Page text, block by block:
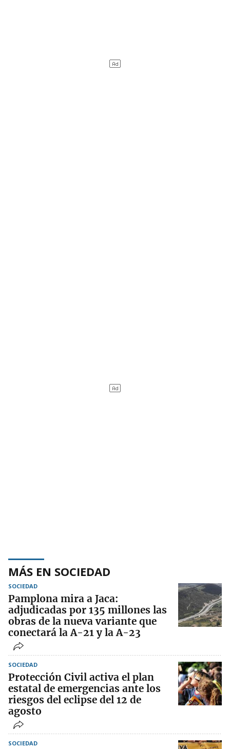
MÁS EN SOCIEDAD
SOCIEDAD
Pamplona mira a Jaca:
adjudicadas por 135 millones las
obras de la nueva variante que
conectará la A-21 y la A-23
SOCIEDAD
Protección Civil activa el plan
estatal de emergencias ante los
riesgos del eclipse del 12 de
agosto
SOCIEDAD